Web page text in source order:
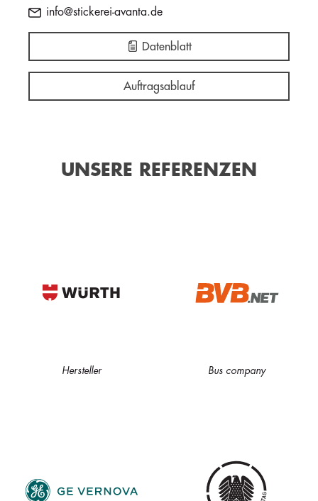
info@stickerei-avanta.de
Datenblatt
Auftragsablauf
UNSERE REFERENZEN
Hersteller Bus company